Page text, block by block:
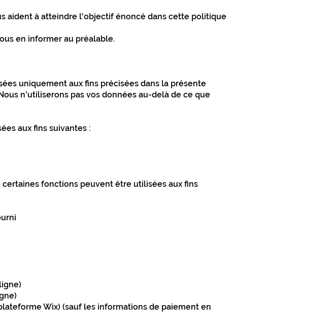
aident à atteindre l'objectif énoncé dans cette politique
en informer au préalable.
uniquement aux fins précisées dans la présente
n'utiliserons pas vos données au-delà de ce que
aux fins suivantes :
fonctions peuvent être utilisées aux fins
Wix) (sauf les informations de paiement en